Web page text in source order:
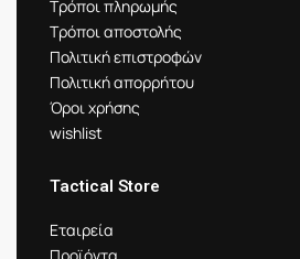
Τρόποι πληρωμής
Τρόποι αποστολής
Πολιτική επιστροφών
Πολιτική απορρήτου
Όροι χρήσης
wishlist
Tactical Store
Εταιρεία